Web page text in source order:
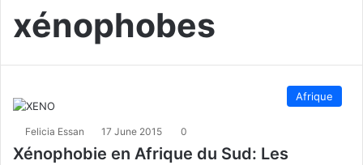
xénophobes
Afrique
Felicia Essan 17 June 2015 0
Xénophobie en Afrique du Sud: Les